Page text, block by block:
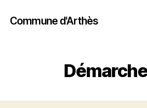
Commune d'Arthès